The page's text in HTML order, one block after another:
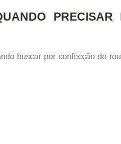
buscar por confecção de